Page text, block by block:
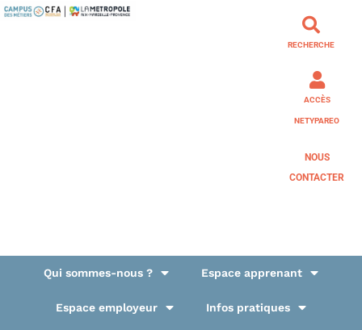
RECHERCHE
ACCÈS
NETYPAREO
NOUS
CONTACTER
Qui sommes-nous ? Espace apprenant
Espace employeur Infos pratiques